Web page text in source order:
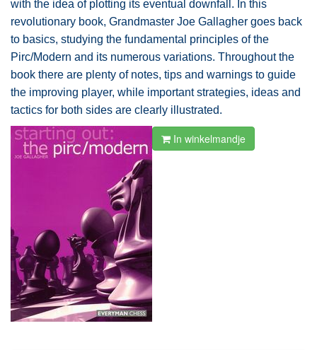
with the idea of plotting its eventual downfall. In this
revolutionary book, Grandmaster Joe Gallagher goes back
to basics, studying the fundamental principles of the
Pirc/Modern and its numerous variations. Throughout the
book there are plenty of notes, tips and warnings to guide
the improving player, while important strategies, ideas and
tactics for both sides are clearly illustrated.
In winkelmandje